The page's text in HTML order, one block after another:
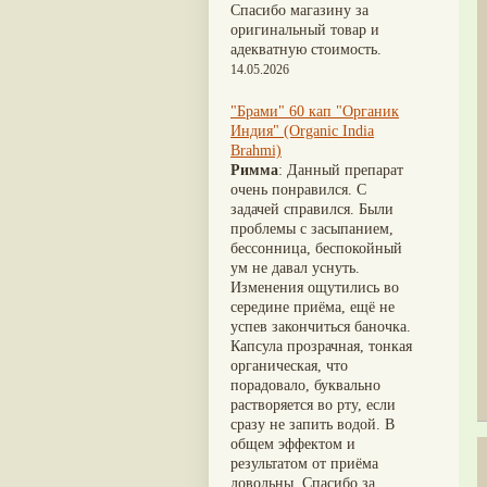
(3)
Аштаваргам
Брихатьяди(3)
Видарьяди(3)
Гуггул
Дханвантарам 101(3)
Дханвантарам тайлам(3)
Кайлаш дживан(3)
Кальянака гритам(3)
Кримикутхар рас(3)
Кунжутное масло (3)
Кутаджа(3)
Кширабала(3)
Лив 52(3)
more...
Шиладжит
(19)
Кориандр
Зира(17)
Крапива индийская(17)
Патола
Холарена - Кутаджа(17)
Шионака(17)
Аджван/Ажгон(16)
Акация катеху(16)
Кальций(16)
Укроп пахучий(16)
Дашамула(15)
Лодхра(14)
Моринга(14)
Перец кубеба(14)
Сахарный тростник
Бхунимба/Андрографис
метельчатый(13)
Гвоздика(13)
Кассия трубчатая(13)
Мезуя железная(13)
Спасибо магазину за
оригинальный товар и
адекватную стоимость.
14.05.2026
"Брами" 60 кап "Органик
Индия" (Organic India
Brahmi)
Римма: Данный препарат
очень понравился. С
задачей справился. Были
проблемы с засыпанием,
бессонница, беспокойный
ум не давал уснуть.
Изменения ощутились во
середине приёма, ещё не
успев закончиться баночка.
Капсула прозрачная, тонкая
органическая, что
порадовало, буквально
растворяется во рту, если
сразу не запить водой. В
общем эффектом и
результатом от приёма
довольны. Спасибо за